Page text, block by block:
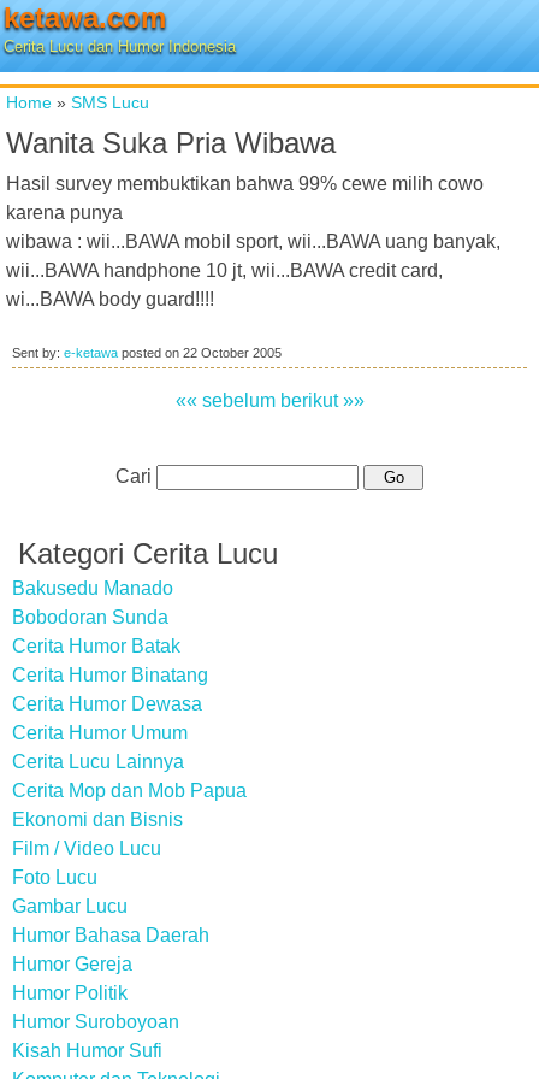
ketawa.com
Cerita Lucu dan Humor Indonesia
Home » SMS Lucu
Wanita Suka Pria Wibawa
Hasil survey membuktikan bahwa 99% cewe milih cowo
karena punya
wibawa : wii...BAWA mobil sport, wii...BAWA uang banyak,
wii...BAWA handphone 10 jt, wii...BAWA credit card,
wi...BAWA body guard!!!!
Sent by: e-ketawa posted on 22 October 2005
«« sebelum berikut »»
Cari
Kategori Cerita Lucu
Bakusedu Manado
Bobodoran Sunda
Cerita Humor Batak
Cerita Humor Binatang
Cerita Humor Dewasa
Cerita Humor Umum
Cerita Lucu Lainnya
Cerita Mop dan Mob Papua
Ekonomi dan Bisnis
Film / Video Lucu
Foto Lucu
Gambar Lucu
Humor Bahasa Daerah
Humor Gereja
Humor Politik
Humor Suroboyoan
Kisah Humor Sufi